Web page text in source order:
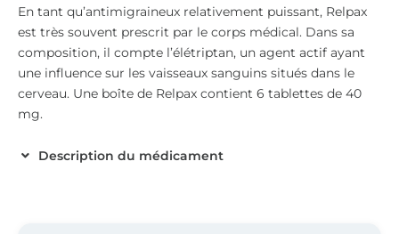
En tant qu’antimigraineux relativement puissant, Relpax
est très souvent prescrit par le corps médical. Dans sa
composition, il compte l’élétriptan, un agent actif ayant
une influence sur les vaisseaux sanguins situés dans le
cerveau. Une boîte de Relpax contient 6 tablettes de 40
mg.
Description du médicament